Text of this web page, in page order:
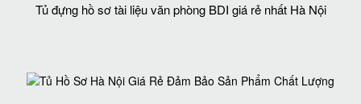
Tủ đựng hồ sơ tài liệu văn phòng BDI giá rẻ nhất Hà Nội